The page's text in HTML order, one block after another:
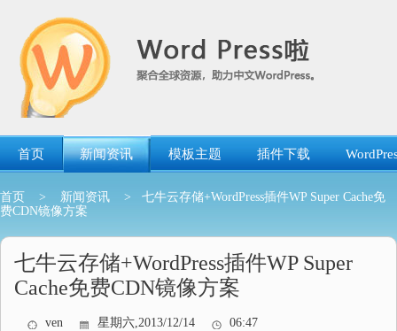
首页 新闻资讯 模板主题 插件下载
首页 > 新闻资讯
> 七牛云存储+WordPress插件WP Super Cache免
费CDN镜像方案
七牛云存储+WordPress插件WP Super
Cache免费CDN镜像方案
ven 星期六,2013/12/14 06:47